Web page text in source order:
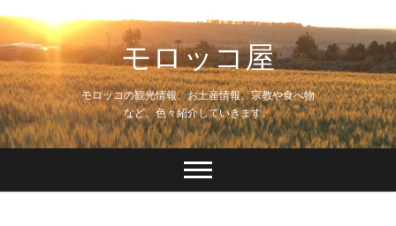
to
content
モロッコ屋
モロッコの観光情報、お土産情報、宗教や食べ物
など、色々紹介していきます。